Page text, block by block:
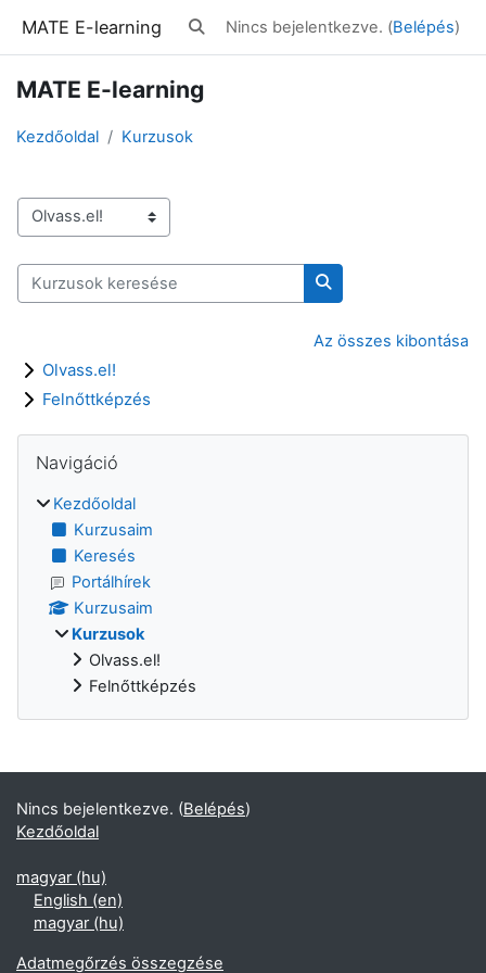
MATE E-learning Keresési bemeneti adatok váltása
Nincs bejelentkezve. (Belépés)
MATE E-learning
Kezdőoldal Kurzusok
Kurzuskategóriák
Kurzusok keresése
Kurzusok keresése
Az összes kibontása
Olvass.el!
Felnőttképzés
Blokkok
Navigáció
Kezdőoldal
Kurzusaim
Keresés
Portálhírek
Kurzusaim
Kurzusok
Olvass.el!
Felnőttképzés
Supplementary blocks
Nincs bejelentkezve. (Belépés)
Kezdőoldal
magyar ‎(hu)‎
English ‎(en)‎
magyar ‎(hu)‎
Adatmegőrzés összegzése